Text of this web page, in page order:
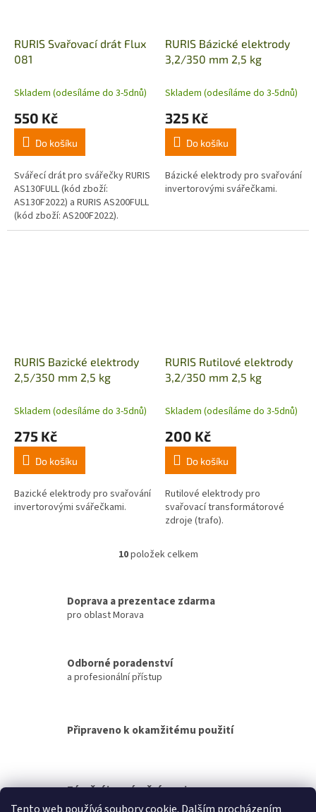
RURIS Svařovací drát Flux
081
Skladem (odesíláme do 3-5dnů)
550 Kč
Do košíku
Svářecí drát pro svářečky RURIS
AS130FULL (kód zboží:
AS130F2022) a RURIS AS200FULL
(kód zboží: AS200F2022).
RURIS Bázické elektrody
3,2/350 mm 2,5 kg
Skladem (odesíláme do 3-5dnů)
325 Kč
Do košíku
Bázické elektrody pro svařování
invertorovými svářečkami.
RURIS Bazické elektrody
2,5/350 mm 2,5 kg
Skladem (odesíláme do 3-5dnů)
275 Kč
Do košíku
Bazické elektrody pro svařování
invertorovými svářečkami.
RURIS Rutilové elektrody
3,2/350 mm 2,5 kg
Skladem (odesíláme do 3-5dnů)
200 Kč
Do košíku
Rutilové elektrody pro
svařovací transformátorové
zdroje (trafo).
O
á
p
r
v
s
u
10položek celkem
Doprava a prezentace zdarma
pro oblast Morava
Odborné poradenství
a profesionální přístup
Připraveno k okamžitému použití
Záruční i pozáruční servis